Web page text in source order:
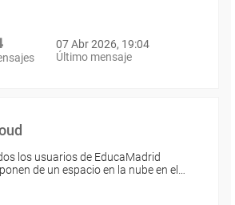
07 Abr 2026, 19:04
Último mensaje
los usuarios de EducaMadrid
de un espacio en la nube en el…